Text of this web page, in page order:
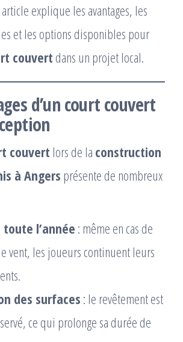
explique les avantages, les
et les options disponibles pour
couvert dans un projet local.
d’uncourt couvert
couvert lors de la construction
à Angers présente de nombreux
l’année : même en cas de
vent, les joueurs continuent leurs
des surfaces: le revêtement est
ce qui prolonge sa durée de